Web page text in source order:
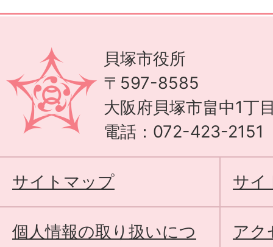
貝塚市役所
〒597-8585
大阪府貝塚市畠中1丁
電話：072-423-2151
サイトマップ サイ
個人情報の取り扱いにつ
アク